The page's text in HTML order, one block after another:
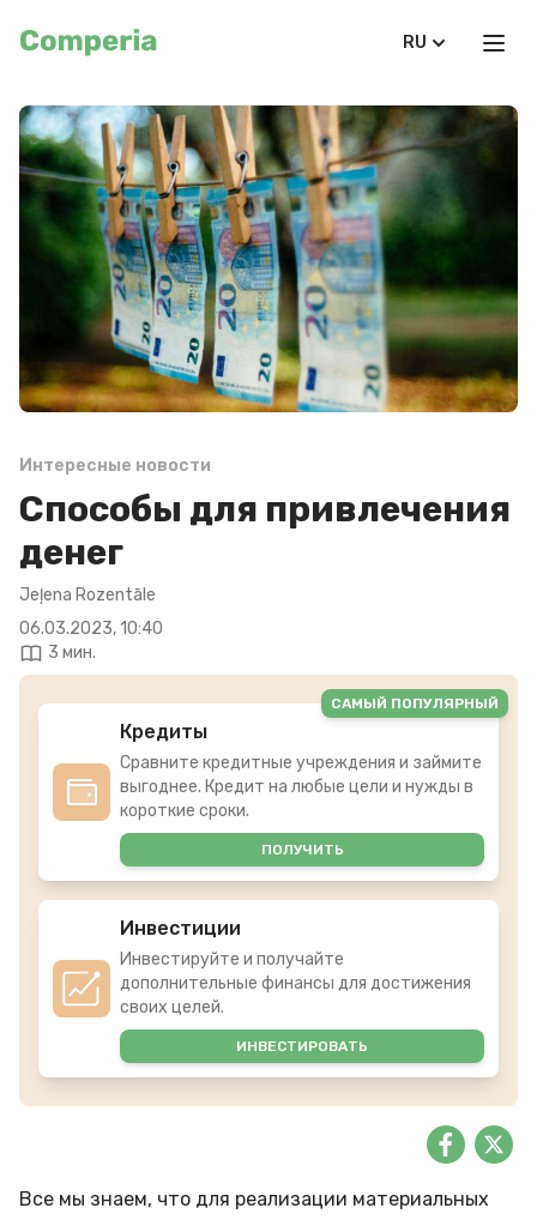
RU
Интересные новости
Способы для привлечения
денег
Jeļena Rozentāle
06.03.2023, 10:40
3 мин.
Кредиты
Сравните кредитные учреждения и займите
выгоднее. Кредит на любые цели и нужды в
короткие сроки.
ПОЛУЧИТЬ
САМЫЙ ПОПУЛЯРНЫЙ
Инвестиции
Инвестируйте и получайте
дополнительные финансы для достижения
своих целей.
ИНВЕСТИРОВАТЬ
Все мы знаем, что для реализации материальных